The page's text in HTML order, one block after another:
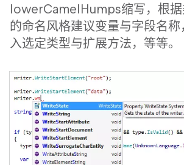
lowerCamelHumps缩写，根据
的命名风格建议变量与字段名
入选定类型与扩展方法，等等。